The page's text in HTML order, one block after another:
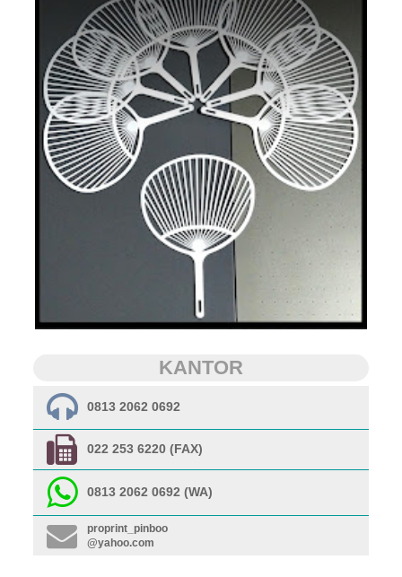
KANTOR
0813 2062 0692
022 253 6220 (FAX)
0813 2062 0692 (WA)
proprint_pinboo
@yahoo.com